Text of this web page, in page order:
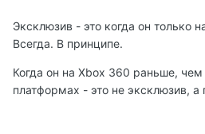
Эксклюзив - это когда он только
Всегда. В принципе.
Когда он на Xbox 360 раньше,
платформах - это не эксклюзив, а